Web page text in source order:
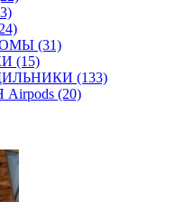
(31)
(15)
(133)
(20)